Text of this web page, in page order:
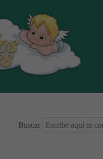
Buscar